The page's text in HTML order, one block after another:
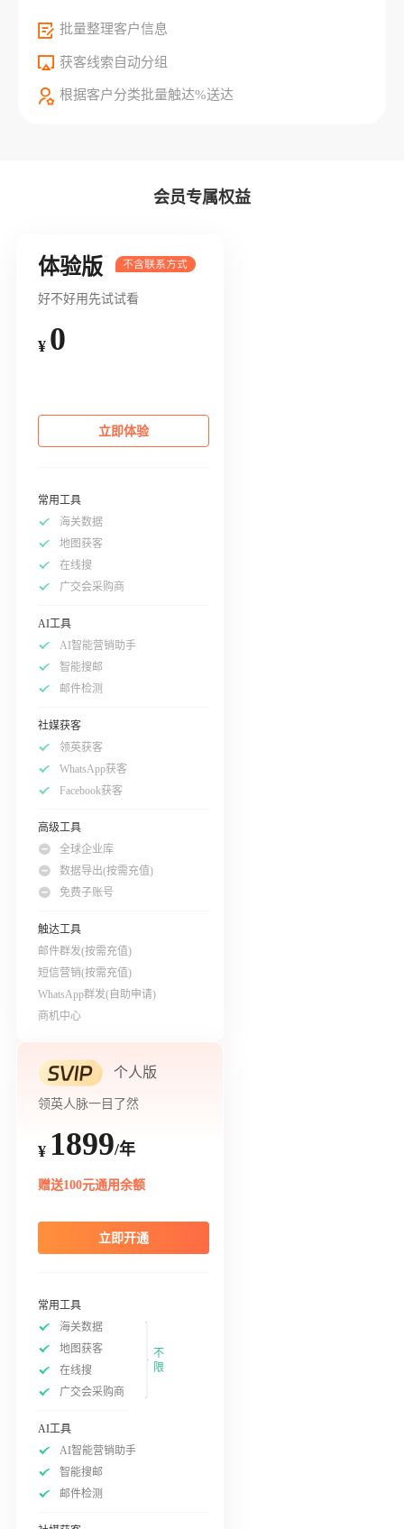
批量整理客户信息
获客线索自动分组
根据客户分类批量触达%送达
会员专属权益
体验版
好不好用先试试看
¥ 0
立即体验
常用工具
海关数据
地图获客
在线搜
广交会采购商
AI工具
AI智能营销助手
智能搜邮
邮件检测
社媒获客
领英获客
WhatsApp获客
Facebook获客
高级工具
全球企业库
数据导出(按需充值)
免费子账号
触达工具
邮件群发(按需充值)
短信营销(按需充值)
WhatsApp群发(自助申请)
商机中心
个人版
领英人脉一目了然
¥ 1899/年
赠送100元通用余额
立即开通
常用工具
海关数据
地图获客
在线搜
广交会采购商
不
限
AI工具
AI智能营销助手
智能搜邮
邮件检测